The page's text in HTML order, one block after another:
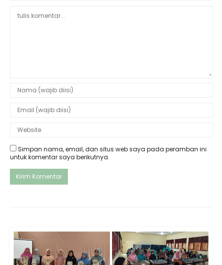
Simpan nama, email, dan situs web saya pada peramban ini
untuk komentar saya berikutnya.